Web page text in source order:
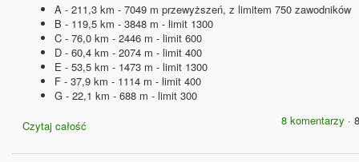
A - 211,3 km - 7049 m przewyższeń, z limitem 750 zawodników
B - 119,5 km - 3848 m - limit 1300
C - 76,0 km - 2446 m - limit 600
D - 60,4 km - 2074 m - limit 400
E - 53,5 km - 1473 m - limit 1300
F - 37,9 km - 1114 m - limit 400
G - 22,1 km - 688 m - limit 300
Czytaj całość
8 komentarzy ·